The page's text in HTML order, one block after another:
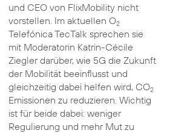
und CEO von FlixMobility nicht
vorstellen. Im aktuellen O2
Telefónica TecTalk sprechen sie
mit Moderatorin Katrin-Cécile
Ziegler darüber, wie 5G die Zukunft
der Mobilität beeinflusst und
gleichzeitig dabei helfen wird, CO2
Emissionen zu reduzieren. Wichtig
ist für beide dabei: weniger
Regulierung und mehr Mut zu